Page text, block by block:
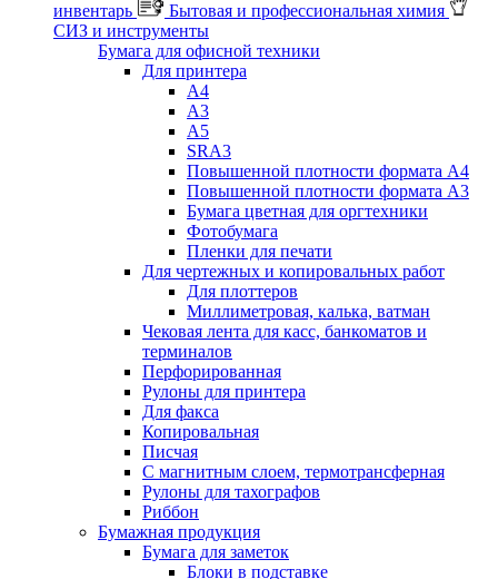
инвентарь
Бытовая и профессиональная химия
СИЗ и инструменты
Бумага для офисной техники
Для принтера
А4
А3
А5
SRA3
Повышенной плотности формата А4
Повышенной плотности формата А3
Бумага цветная для оргтехники
Фотобумага
Пленки для печати
Для чертежных и копировальных работ
Для плоттеров
Миллиметровая, калька, ватман
Чековая лента для касс, банкоматов и
терминалов
Перфорированная
Рулоны для принтера
Для факса
Копировальная
Писчая
С магнитным слоем, термотрансферная
Рулоны для тахографов
Риббон
Бумажная продукция
Бумага для заметок
Блоки в подставке